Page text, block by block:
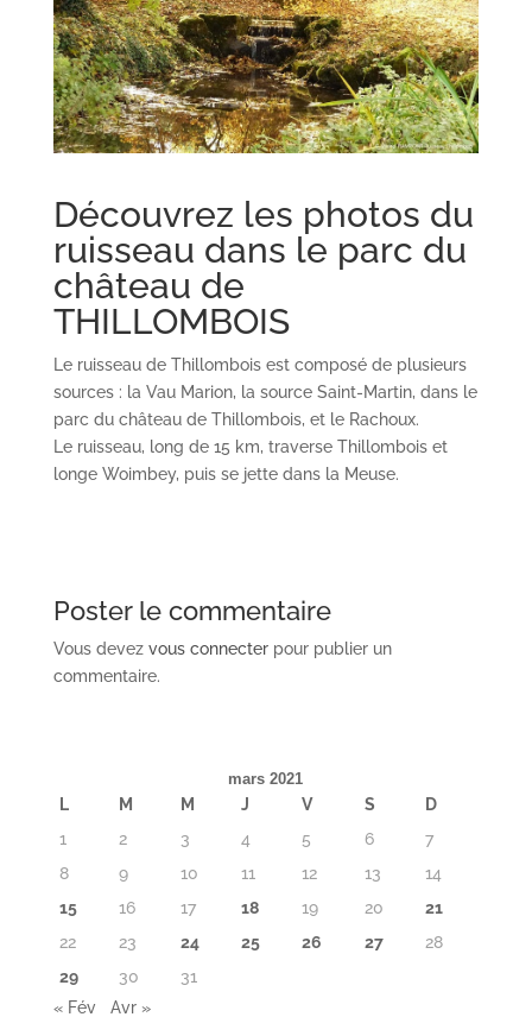
Découvrez les photos du
ruisseau dans le parc du
château de
THILLOMBOIS
Le ruisseau de Thillombois est composé de plusieurs
sources : la Vau Marion, la source Saint-Martin, dans le
parc du château de Thillombois, et le Rachoux.
Le ruisseau, long de 15 km, traverse Thillombois et
longe Woimbey, puis se jette dans la Meuse.
Poster le commentaire
Vous devez vous connecterpour publier un
commentaire.
mars 2021
L M M J V S
D
1
2 3 4 5 6
7
8
9 10 11 12 13
14
15
16 17 18 19 20
21
22
23 24 25 26 27
28
29
30
31
« Fév
Avr »